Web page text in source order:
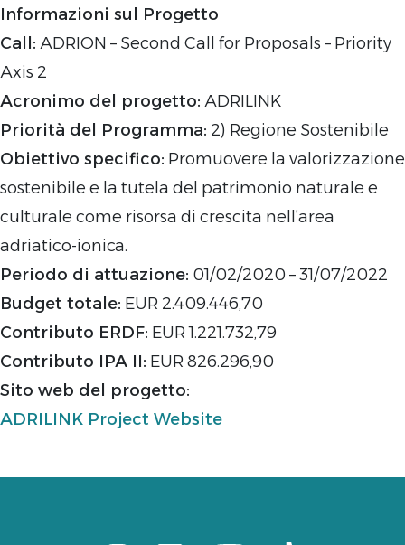
Informazioni sul Progetto
Call: ADRION – Second Call for Proposals – Priority
Axis 2
Acronimo del progetto: ADRILINK
Priorità del Programma: 2) Regione Sostenibile
Obiettivo specifico: Promuovere la valorizzazione
sostenibile e la tutela del patrimonio naturale e
culturale come risorsa di crescita nell’area
adriatico-ionica.
Periodo di attuazione: 01/02/2020 – 31/07/2022
Budget totale: EUR 2.409.446,70
Contributo ERDF: EUR 1.221.732,79
Contributo IPA II: EUR 826.296,90
Sito web del progetto:
ADRILINK Project Website